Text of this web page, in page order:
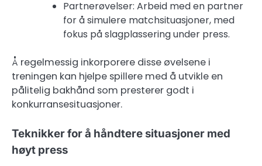
Partnerøvelser: Arbeid med en partner
for å simulere matchsituasjoner, med
fokus på slagplassering under press.
Å regelmessig inkorporere disse øvelsene i
treningen kan hjelpe spillere med å utvikle en
pålitelig bakhånd som presterer godt i
konkurransesituasjoner.
Teknikker for å håndtere situasjoner med
høyt press